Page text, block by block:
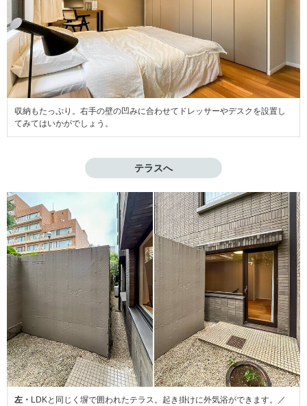
収納もたっぷり。右手の壁の凹みに合わせてドレッサーやデスクを設置し
てみてはいかがでしょう。
テラスへ
左・ LDKと同じく塀で囲われたテラス。起き掛けに外気浴ができます。／